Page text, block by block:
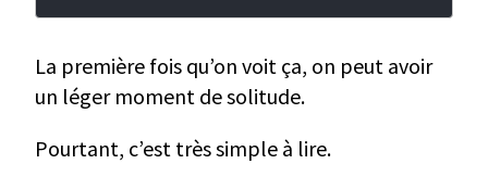
La première fois qu’on voit ça, on peut avoir
un léger moment de solitude.
Pourtant, c’est très simple à lire.